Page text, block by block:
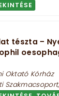
tészta –
Oktató Kórház